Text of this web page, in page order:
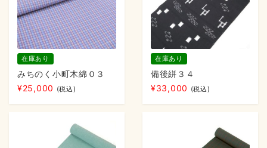
在庫あり
みちのく小町木綿０３
¥25,000 (税込)
在庫あり
備後絣３４
¥33,000 (税込)